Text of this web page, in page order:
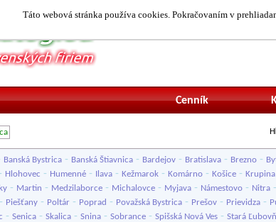
Táto webová stránka používa cookies. Pokračovaním v
Cenník
Banská Bystrica - Banská Štiavnica - Bardejov - Bratislava - Brezno -
Hlohovec - Humenné - Ilava - Kežmarok - Komárno - Košice - Krupina
- Martin - Medzilaborce - Michalovce - Myjava - Námestovo - Nitra -
- Piešťany - Poltár - Poprad - Považská Bystrica - Prešov - Prievidza -
- Senica - Skalica - Snina - Sobrance - Spišská Nová Ves - Stará